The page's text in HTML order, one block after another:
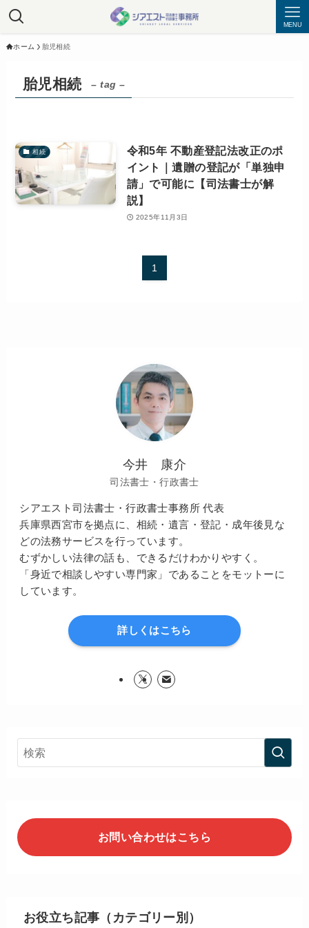
MENU
ホーム 胎児相続
胎児相続 – tag –
相続
令和5年 不動産登記法改正のポ
イント｜遺贈の登記が「単独申
請」で可能に【司法書士が解
説】
2025年11月3日
1
今井 康介
司法書士・行政書士
シアエスト司法書士・行政書士事務所 代表
兵庫県西宮市を拠点に、相続・遺言・登記・成年後見な
どの法務サービスを行っています。
むずかしい法律の話も、できるだけわかりやすく。
「身近で相談しやすい専門家」であることをモットーに
しています。
詳しくはこちら
お問い合わせはこちら
お役立ち記事（カテゴリー別）